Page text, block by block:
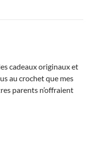
cadeaux originaux et
au crochet que mes
parents n’offraient